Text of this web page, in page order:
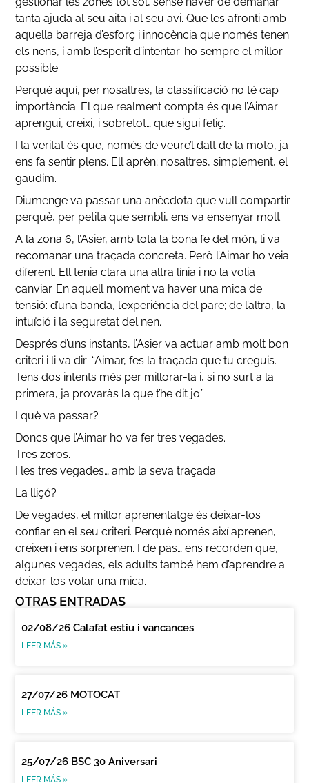
tanta ajuda al seu aita i al seu avi. Que les afronti amb
aquella barreja d’esforç i innocència que només tenen
els nens, i amb l’esperit d’intentar-ho sempre el millor
possible.
Perquè aquí, per nosaltres, la classificació no té cap
importància. El que realment compta és que l’Aimar
aprengui, creixi, i sobretot… que sigui feliç.
I la veritat és que, només de veure’l dalt de la moto, ja
ens fa sentir plens. Ell aprèn; nosaltres, simplement, el
gaudim.
Diumenge va passar una anècdota que vull compartir
perquè, per petita que sembli, ens va ensenyar molt.
A la zona 6, l’Asier, amb tota la bona fe del món, li va
recomanar una traçada concreta. Però l’Aimar ho veia
diferent. Ell tenia clara una altra línia i no la volia
canviar. En aquell moment va haver una mica de
tensió: d’una banda, l’experiència del pare; de l’altra, la
intuïció i la seguretat del nen.
Després d’uns instants, l’Asier va actuar amb molt bon
criteri i li va dir: “Aimar, fes la traçada que tu creguis.
Tens dos intents més per millorar-la i, si no surt a la
primera, ja provaràs la que t’he dit jo.”
I què va passar?
Doncs que l’Aimar ho va fer tres vegades.
Tres zeros.
I les tres vegades… amb la seva traçada.
La lliçó?
De vegades, el millor aprenentatge és deixar-los
confiar en el seu criteri. Perquè només així aprenen,
creixen i ens sorprenen. I de pas… ens recorden que,
algunes vegades, els adults també hem d’aprendre a
deixar-los volar una mica.
OTRAS ENTRADAS
02/08/26 Calafat estiu i vancances
LEER MÁS »
27/07/26 MOTOCAT
LEER MÁS »
25/07/26 BSC 30 Aniversari
LEER MÁS »